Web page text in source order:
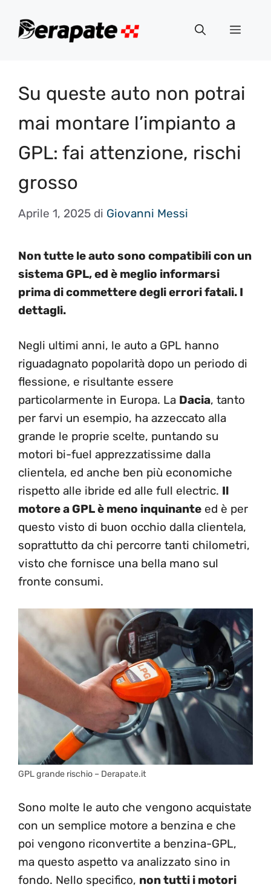
Menu
Su queste auto non potrai
mai montare l’impianto a
GPL: fai attenzione, rischi
grosso
Aprile 1, 2025 di Giovanni Messi
Non tutte le auto sono compatibili con un
sistema GPL, ed è meglio informarsi
prima di commettere degli errori fatali. I
dettagli.
Negli ultimi anni, le auto a GPL hanno
riguadagnato popolarità dopo un periodo di
flessione, e risultante essere
particolarmente in Europa. La Dacia, tanto
per farvi un esempio, ha azzeccato alla
grande le proprie scelte, puntando su
motori bi-fuel apprezzatissime dalla
clientela, ed anche ben più economiche
rispetto alle ibride ed alle full electric. Il
motore a GPL è meno inquinante ed è per
questo visto di buon occhio dalla clientela,
soprattutto da chi percorre tanti chilometri,
visto che fornisce una bella mano sul
fronte consumi.
GPL grande rischio – Derapate.it
Sono molte le auto che vengono acquistate
con un semplice motore a benzina e che
poi vengono riconvertite a benzina-GPL,
ma questo aspetto va analizzato sino in
fondo. Nello specifico, non tutti i motori